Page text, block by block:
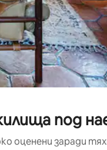
под
оценени заради